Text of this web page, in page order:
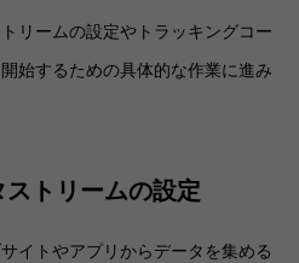
リームの設定やトラッキングコー
始するための具体的な作業に進み
トリームの設定
イトやアプリからデータを集める